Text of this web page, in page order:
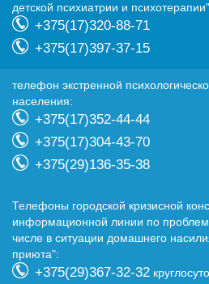
детской психиатрии и
+375(17)320-88-71
+375(17)397-37-15
телефон экстренной
населения:
+375(17)352-44-44
+375(17)304-43-70
+375(29)136-35-38
Телефоны городской кризисной
информационной линии по
числе в ситуации домашнего
приюта":
+375(29)367-32-32